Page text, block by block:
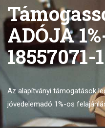
ADÓJA
18557071-
Az alapítványi támogatások
jövedelemadó 1%-os